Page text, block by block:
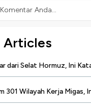
Anda...
Articles
dari Selat Hormuz, Ini
301 Wilayah Kerja Migas,